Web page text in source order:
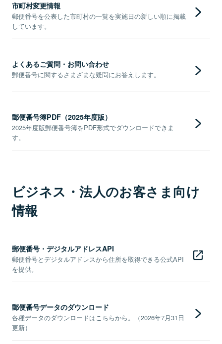
市町村変更情報
郵便番号を公表した市町村の一覧を実施日の新しい順に掲載
しています。
よくあるご質問・お問い合わせ
郵便番号に関するさまざまな疑問にお答えします。
郵便番号簿PDF（2025年度版）
2025年度版郵便番号簿をPDF形式でダウンロードできま
す。
ビジネス・法人のお客さま向け
情報
郵便番号・デジタルアドレスAPI
郵便番号とデジタルアドレスから住所を取得できる公式API
を提供。
郵便番号データのダウンロード
各種データのダウンロードはこちらから。（2026年7月31日
更新）